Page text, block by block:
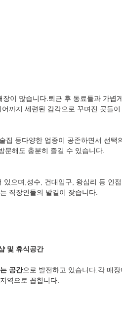
이 많습니다.퇴근 후 동료들과 가볍
까지 세련된 감각으로 꾸며진 곳들
집 등다양한 업종이 공존하면서 선택
문해도 충분히 즐길 수 있습니다.
있으며,성수, 건대입구, 왕십리 등 인
직장인들의 발길이 잦습니다.
및 휴식공간
공간으로 발전하고 있습니다.각 매
역으로 꼽힙니다.